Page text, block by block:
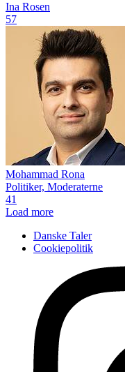
Ina Rosen
57
Mohammad Rona
Politiker, Moderaterne
41
Load more
Danske Taler
Cookiepolitik